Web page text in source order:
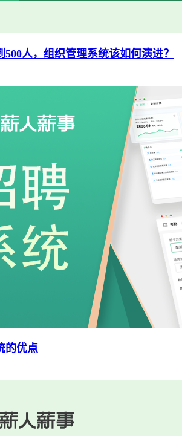
500人，组织管理系统该如何演进？
的优点